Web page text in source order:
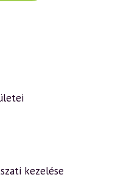
kezelése